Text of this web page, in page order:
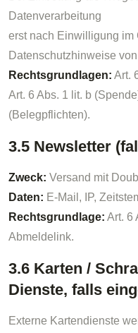
Datenverarbeitung
erst nach Einwilligung im
Datenschutzhinweise
Rechtsgrundlagen: Art.
Art. 6 Abs. 1 lit. b
(Belegpflichten).
3.5 Newsletter
Zweck: Versand mit
Daten: E-Mail, IP,
Rechtsgrundlage: Art. 6
Abmeldelink.
3.6 Karten /
Dienste, falls
Externe Kartendienste